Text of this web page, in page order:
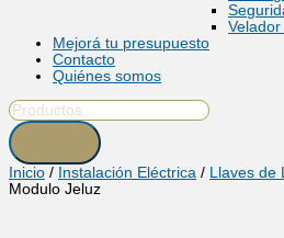
Velador
Mejorá tu presupuesto
Contacto
Quiénes somos
Inicio / Instalación Eléctrica / Llaves de
Modulo Jeluz